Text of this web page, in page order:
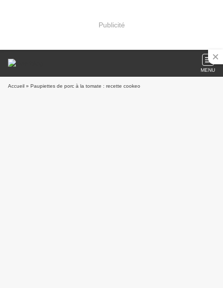
Publicité
MENU
Accueil » Paupiettes de porc à la tomate : recette cookeo